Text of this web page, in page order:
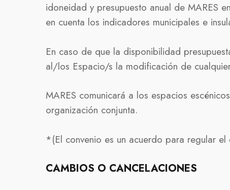
idoneidad y presupuesto anual de MARES
en cuenta los indicadores municipales e
En caso de que la disponibilidad
al/los Espacio/s la modificación de
MARES comunicará a los espacios
organización conjunta.
*(El convenio es un acuerdo para regular
CAMBIOS O CANCELACIONES